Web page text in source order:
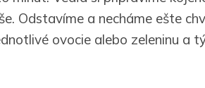
Odstavíme a necháme ešte
ovocie alebo zeleninu a